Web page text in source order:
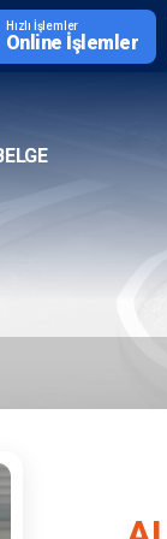
Hızlı İşlemler
Online İşlemler